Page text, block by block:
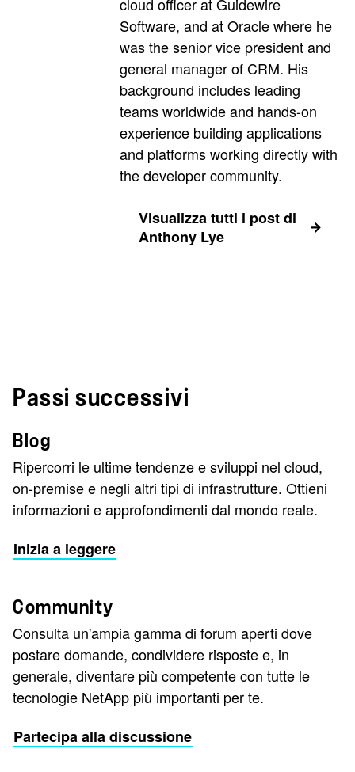
Software, and at Oracle where he
was the senior vice president and
general manager of CRM. His
background includes leading
teams worldwide and hands-on
experience building applications
and platforms working directly with
the developer community.
Visualizza tutti i post di
Anthony Lye
Passi successivi
Blog
Ripercorri le ultime tendenze e sviluppi nel cloud,
on-premise e negli altri tipi di infrastrutture. Ottieni
informazioni e approfondimenti dal mondo reale.
Inizia a leggere
Community
Consulta un'ampia gamma di forum aperti dove
postare domande, condividere risposte e, in
generale, diventare più competente con tutte le
tecnologie NetApp più importanti per te.
Partecipa alla discussione